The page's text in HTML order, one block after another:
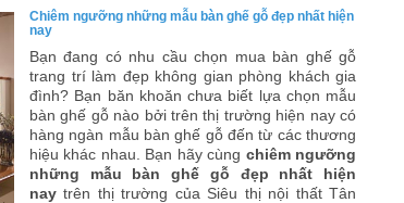
Chiêm ngưỡng những mẫu bàn ghế gỗ đẹp nhất hiện
nay
Bạn đang có nhu cầu chọn mua bàn ghế gỗ
trang trí làm đẹp không gian phòng khách gia
đình? Bạn băn khoăn chưa biết lựa chọn mẫu
bàn ghế gỗ nào bởi trên thị trường hiện nay có
hàng ngàn mẫu bàn ghế gỗ đến từ các thương
hiệu khác nhau. Bạn hãy cùng chiêm ngưỡng
những mẫu bàn ghế gỗ đẹp nhất hiện
nay trên thị trường của Siêu thị nội thất Tân